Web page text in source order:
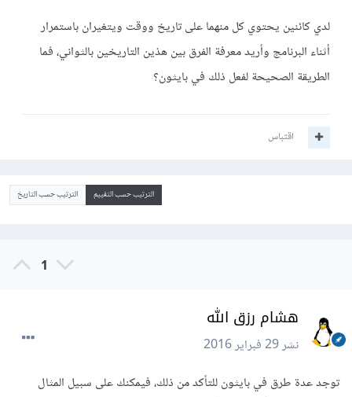
لدي كائنين يحتوي كل منهما على تاريخ ووقت ويتغيران باستمرار
أثناء البرنامج وأريد معرفة الفرق بين هذين التاريخين بالثواني، فما
الطريقة الصحيحة لفعل ذلك في بايثون؟
اقتباس
الترتيب حسب التقييم الترتيب حسب التاريخ
1
هشام رزق الله
نشر29 فبراير 2016
توجد عدة طرق في بايثون للتأكد من ذلك، فيمكنك على سبيل المثال